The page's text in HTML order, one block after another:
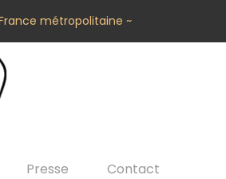
métropolitaine ~
Presse Contact